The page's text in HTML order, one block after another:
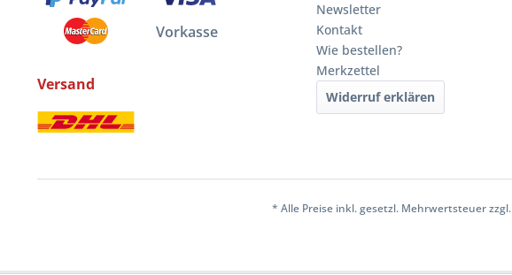
Vorkasse
Versand
Newsletter
Kontakt
Wie bestellen?
Merkzettel
Widerruf erklären
* Alle Preise inkl. gesetzl. Mehrwertsteuer zzgl.